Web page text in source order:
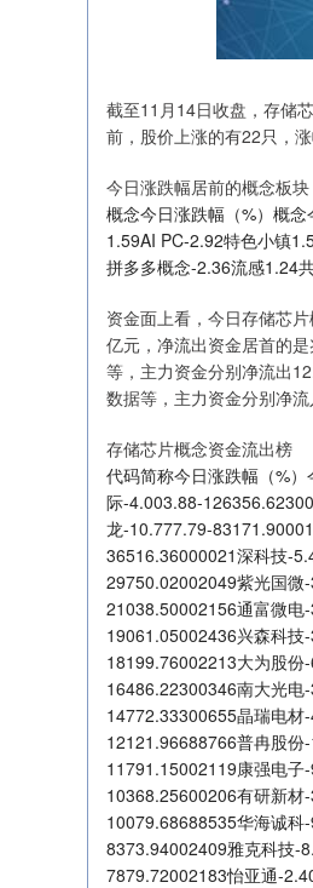
截至11月14日收盘，存储
前，股价上涨的有22只，
今日涨跌幅居前的概念板块
概念今日涨跌幅（%）概
1.59AI PC-2.92特色小镇
拼多多概念-2.36流感1.24
资金面上看，今日存储芯
亿元，净流出资金居首的
等，主力资金分别净流出
数据等，主力资金分别净
存储芯片概念资金流出榜
代码简称今日涨跌幅（%
际-4.003.88-
龙-10.777.79-
36516.36000021深科技-
29750.02002049紫光国
21038.50002156通富微
19061.05002436兴森科
18199.76002213大为股
16486.22300346南大光
14772.33300655晶瑞电
12121.96688766普冉股
11791.15002119康强电
10368.25600206有研新
10079.68688535华海诚
8373.94002409雅克科技-
7879.72002183怡亚通-